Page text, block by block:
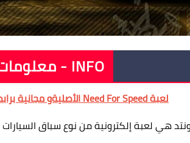
لعبة Need For Speed الأصليةو مجانية برابط واحد
هي لعبة إلكترونية من نوع سباق